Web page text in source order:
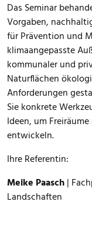
Das Seminar
Vorgaben,
für Prävention und
klimaangepasste
kommunaler und
Naturflächen
Anforderungen
Sie konkrete
Ideen, um
entwickeln.
Ihre Referentin:
Meike Paasch|
Landschaften